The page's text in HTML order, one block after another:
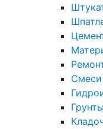
Смеси
Грунты